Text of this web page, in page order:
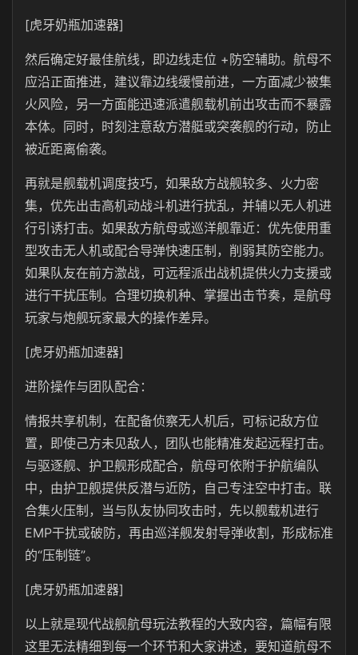
[虎牙奶瓶加速器]
然后确定好最佳航线，即边线走位 +防空辅助。航母不
应沿正面推进，建议靠边线缓慢前进，一方面减少被集
火风险，另一方面能迅速派遣舰载机前出攻击而不暴露
本体。同时，时刻注意敌方潜艇或突袭舰的行动，防止
被近距离偷袭。
再就是舰载机调度技巧，如果敌方战舰较多、火力密
集，优先出击高机动战斗机进行扰乱，并辅以无人机进
行引诱打击。如果敌方航母或巡洋舰靠近：优先使用重
型攻击无人机或配合导弹快速压制，削弱其防空能力。
如果队友在前方激战，可远程派出战机提供火力支援或
进行干扰压制。合理切换机种、掌握出击节奏，是航母
玩家与炮舰玩家最大的操作差异。
[虎牙奶瓶加速器]
进阶操作与团队配合：
情报共享机制，在配备侦察无人机后，可标记敌方位
置，即使己方未见敌人，团队也能精准发起远程打击。
与驱逐舰、护卫舰形成配合，航母可依附于护航编队
中，由护卫舰提供反潜与近防，自己专注空中打击。联
合集火压制，当与队友协同攻击时，先以舰载机进行
EMP干扰或破防，再由巡洋舰发射导弹收割，形成标准
的“压制链”。
[虎牙奶瓶加速器]
以上就是现代战舰航母玩法教程的大致内容，篇幅有限
这里无法精细到每一个环节和大家讲述，要知道航母不